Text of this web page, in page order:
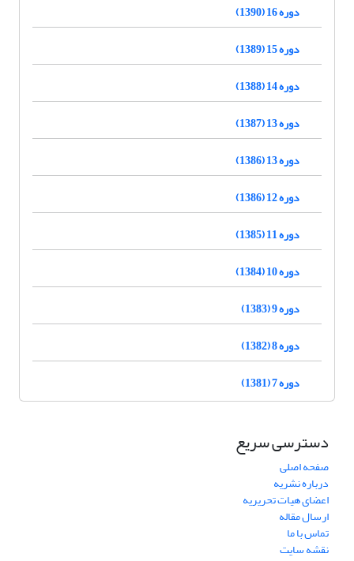
دوره 16 (1390)
دوره 15 (1389)
دوره 14 (1388)
دوره 13 (1387)
دوره 13 (1386)
دوره 12 (1386)
دوره 11 (1385)
دوره 10 (1384)
دوره 9 (1383)
دوره 8 (1382)
دوره 7 (1381)
دسترسی سریع
صفحه اصلی
درباره نشریه
اعضای هیات تحریریه
ارسال مقاله
تماس با ما
نقشه سایت